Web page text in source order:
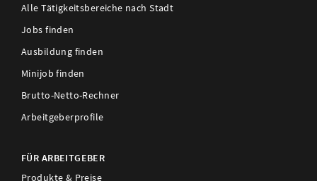
Alle Tätigkeitsbereiche nach Stadt
Jobs finden
Ausbildung finden
Minijob finden
Brutto-Netto-Rechner
Arbeitgeberprofile
FÜR ARBEITGEBER
Produkte & Preise